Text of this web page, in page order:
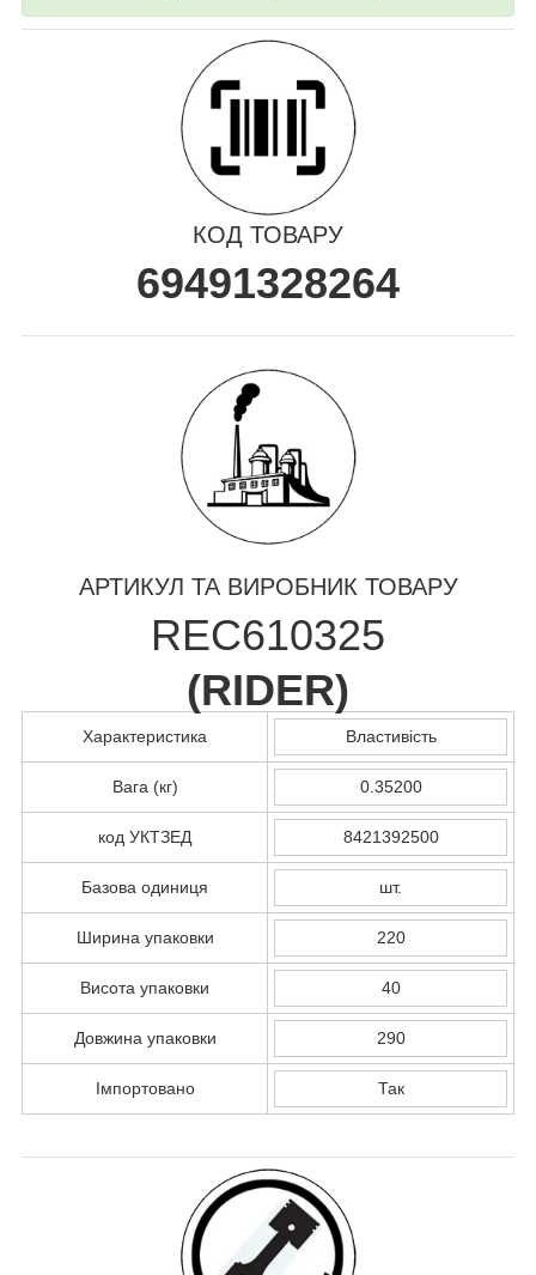
КОД ТОВАРУ
69491328264
АРТИКУЛ ТА ВИРОБНИК ТОВАРУ
REC610325
(RIDER)
Характеристика Властивість
Вага (кг) 0.35200
код УКТЗЕД 8421392500
Базова одиниця шт.
Ширина упаковки 220
Висота упаковки 40
Довжина упаковки 290
Імпортовано Так